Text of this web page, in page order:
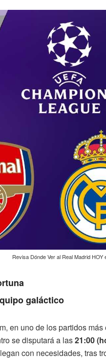
Revisa Dónde Ver al Real Madrid HOY
galáctico
en uno de los partidos
se disputará a las21:00
con necesidades, tras